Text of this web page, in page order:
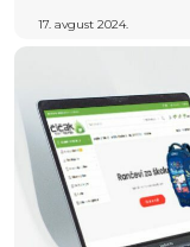
17. avgust 2024.